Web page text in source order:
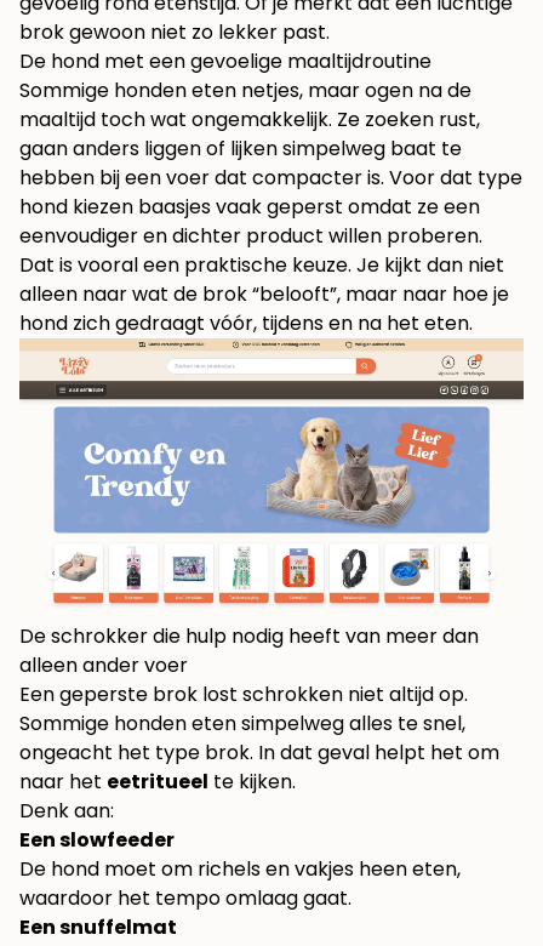
brok gewoon niet zo lekker past.
De hond met een gevoelige maaltijdroutine
Sommige honden eten netjes, maar ogen na de
maaltijd toch wat ongemakkelijk. Ze zoeken rust,
gaan anders liggen of lijken simpelweg baat te
hebben bij een voer dat compacter is. Voor dat type
hond kiezen baasjes vaak geperst omdat ze een
eenvoudiger en dichter product willen proberen.
Dat is vooral een praktische keuze. Je kijkt dan niet
alleen naar wat de brok “belooft”, maar naar hoe je
hond zich gedraagt vóór, tijdens en na het eten.
De schrokker die hulp nodig heeft van meer dan
alleen ander voer
Een geperste brok lost schrokken niet altijd op.
Sommige honden eten simpelweg alles te snel,
ongeacht het type brok. In dat geval helpt het om
naar het eetritueel te kijken.
Denk aan:
Een slowfeeder
De hond moet om richels en vakjes heen eten,
waardoor het tempo omlaag gaat.
Een snuffelmat